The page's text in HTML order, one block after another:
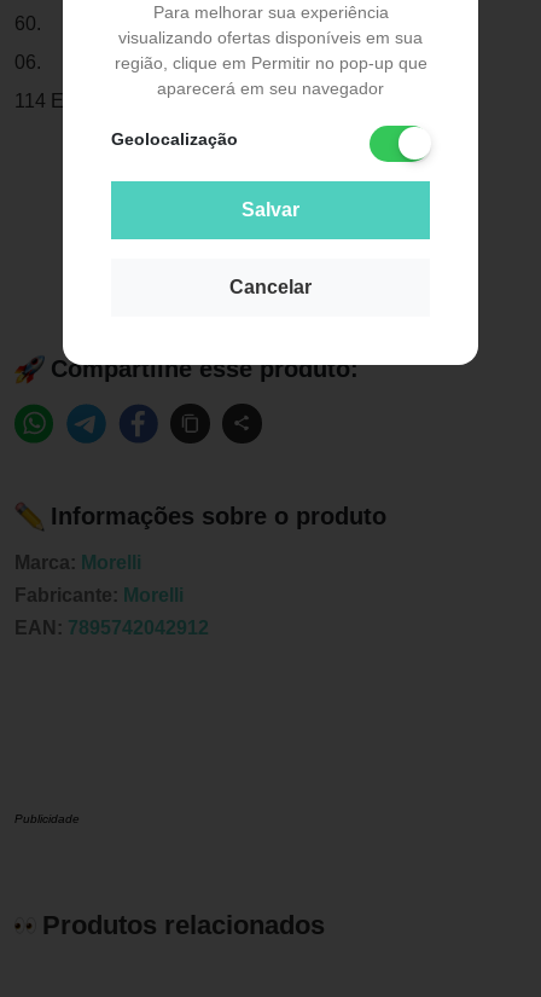
Para melhorar sua experiência
visualizando ofertas disponíveis em sua
região, clique em Permitir no pop-up que
aparecerá em seu navegador
Geolocalização
Salvar
Cancelar
60.
06.
114 Elástico Ligadura Modular Verde Mar - Morell
Compartilhe esse produto:
Informações sobre o produto
Marca: Morelli
Fabricante: Morelli
EAN: 7895742042912
Publicidade
Produtos relacionados